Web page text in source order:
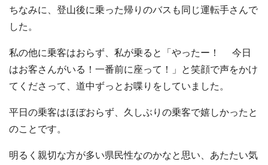
ちなみに、登山後に乗った帰りのバスも同じ運転手さんで
した。
私の他に乗客はおらず、私が乗ると「やったー！ 今日
はお客さんがいる！一番前に座って！」と笑顔で声をかけ
てくださって、道中ずっとお喋りをしていました。
平日の乗客はほぼおらず、久しぶりの乗客で嬉しかったと
のことです。
明るく親切な方が多い県民性なのかなと思い、あたたい気